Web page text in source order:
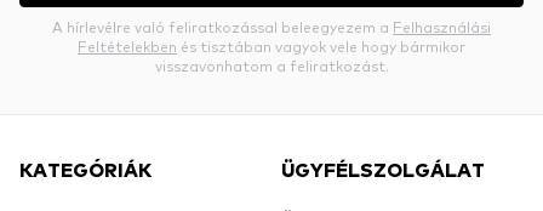
A hírlevélre való feliratkozással beleegyezem a Felhasználási
Feltételekben és tisztában vagyok vele hogy bármikor
visszavonhatom a feliratkozást.
KATEGÓRIÁK ÜGYFÉLSZOLGÁLAT